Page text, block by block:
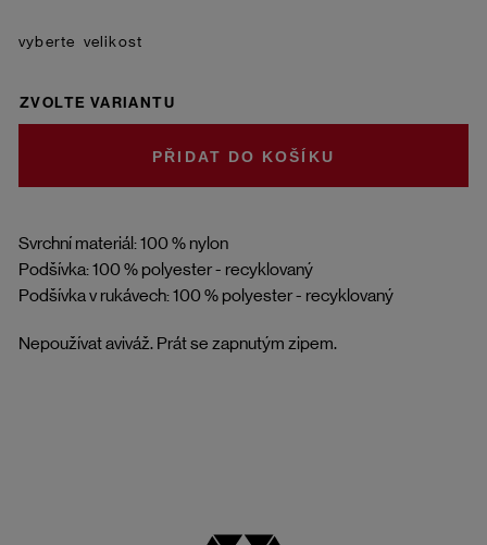
Svrchní materiál: 100 % nylon
Podšívka: 100 % polyester - recyklovaný
Podšívka v rukávech: 100 % polyester - recyklovaný
Nepoužívat aviváž. Prát se zapnutým zipem.
velikost
ZVOLTE VARIANTU
DO KOŠÍKU